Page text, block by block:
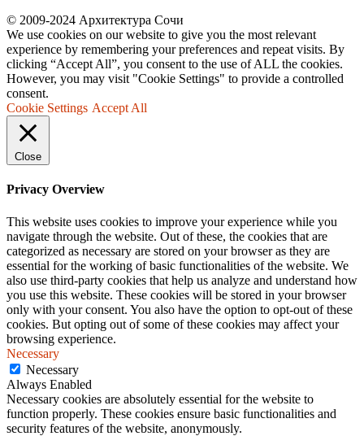
© 2009-2024 Архитектура Сочи
We use cookies on our website to give you the most relevant
experience by remembering your preferences and repeat visits. By
clicking “Accept All”, you consent to the use of ALL the cookies.
However, you may visit "Cookie Settings" to provide a controlled
consent.
Cookie Settings Accept All
Close
Privacy Overview
This website uses cookies to improve your experience while you
navigate through the website. Out of these, the cookies that are
categorized as necessary are stored on your browser as they are
essential for the working of basic functionalities of the website. We
also use third-party cookies that help us analyze and understand how
you use this website. These cookies will be stored in your browser
only with your consent. You also have the option to opt-out of these
cookies. But opting out of some of these cookies may affect your
browsing experience.
Necessary
Necessary
Always Enabled
Necessary cookies are absolutely essential for the website to
function properly. These cookies ensure basic functionalities and
security features of the website, anonymously.